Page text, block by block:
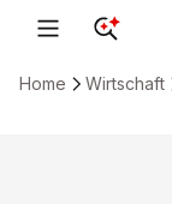
Home Wirtschaft